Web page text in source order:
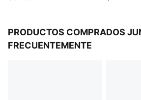
PRODUCTOS COMPRADOS
FRECUENTEMENTE